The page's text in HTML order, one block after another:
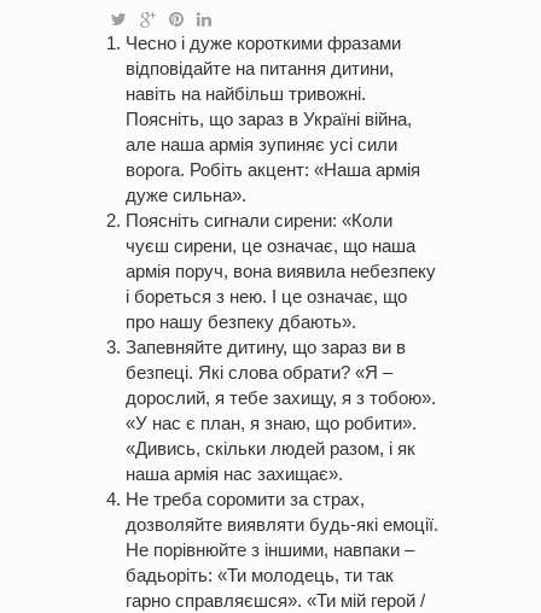
Чесно і дуже короткими фразами
відповідайте на питання дитини,
навіть на найбільш тривожні.
Поясніть, що зараз в Україні війна,
але наша армія зупиняє усі сили
ворога. Робіть акцент: «Наша армія
дуже сильна».
Поясніть сигнали сирени: «Коли
чуєш сирени, це означає, що наша
армія поруч, вона виявила небезпеку
і бореться з нею. І це означає, що
про нашу безпеку дбають».
Запевняйте дитину, що зараз ви в
безпеці. Які слова обрати? «Я –
дорослий, я тебе захищу, я з тобою».
«У нас є план, я знаю, що робити».
«Дивись, скільки людей разом, і як
наша армія нас захищає».
Не треба соромити за страх,
дозволяйте виявляти будь-які емоції.
Не порівнюйте з іншими, навпаки –
бадьоріть: «Ти молодець, ти так
гарно справляєшся». «Ти мій герой /